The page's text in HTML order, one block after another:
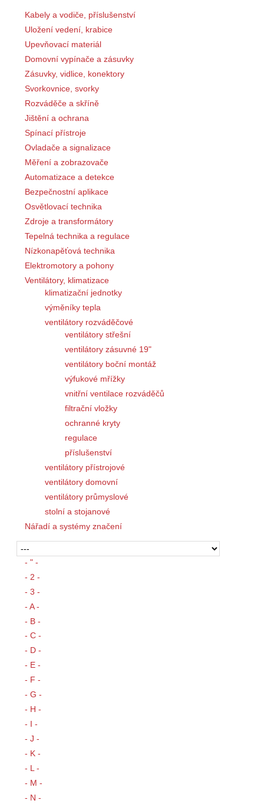
Kabely a vodiče, příslušenství
Uložení vedení, krabice
Upevňovací materiál
Domovní vypínače a zásuvky
Zásuvky, vidlice, konektory
Svorkovnice, svorky
Rozváděče a skříně
Jištění a ochrana
Spínací přístroje
Ovladače a signalizace
Měření a zobrazovače
Automatizace a detekce
Bezpečnostní aplikace
Osvětlovací technika
Zdroje a transformátory
Tepelná technika a regulace
Nízkonapěťová technika
Elektromotory a pohony
Ventilátory, klimatizace
klimatizační jednotky
výměníky tepla
ventilátory rozváděčové
ventilátory střešní
ventilátory zásuvné 19"
ventilátory boční montáž
výfukové mřížky
vnitřní ventilace rozváděčů
filtrační vložky
ochranné kryty
regulace
příslušenství
ventilátory přístrojové
ventilátory domovní
ventilátory průmyslové
stolní a stojanové
Nářadí a systémy značení
- " -
- 2 -
- 3 -
- A -
- B -
- C -
- D -
- E -
- F -
- G -
- H -
- I -
- J -
- K -
- L -
- M -
- N -